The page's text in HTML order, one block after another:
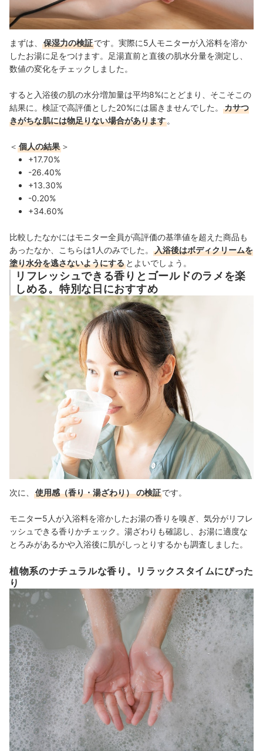
まずは、 保湿力の検証です。 実際に5人モニターが入浴料を溶か
したお湯に足をつけます。足湯直前と直後の肌水分量を測定し、
数値の変化をチェックしました。
すると入浴後の肌の水分増加量は平均8%にとどまり、そこそこの
結果に。検証で高評価とした20%には届きませんでした。
カサつ
きがちな肌には物足りない場合があります 。
＜ 個人の結果 ＞
+17.70%
-26.40%
+13.30%
-0.20%
+34.60%
比較したなかにはモニター全員が高評価の基準値を超えた商品も
あったなか、こちらは1人のみでした。
入浴後はボディクリームを
塗り水分を逃さないようにする とよいでしょう。
リフレッシュできる香りとゴールドのラメを楽
しめる。特別な日におすすめ
次に、 使用感（香り・湯ざわり） の検証です。
モニター5人が入浴料を溶かしたお湯の香りを嗅ぎ、気分がリフレ
ッシュできる香りかチェック。湯ざわりも確認し、お湯に適度な
とろみがあるかや入浴後に肌がしっとりするかも調査しました。
植物系のナチュラルな香り。リラックスタイムにぴった
り